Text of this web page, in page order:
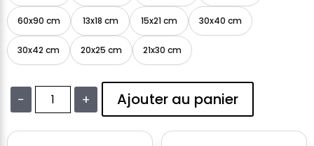
60x90 cm 13x18 cm 15x21 cm 30x40 cm
30x42 cm 20x25 cm 21x30 cm
−
Affiche
+ Ajouter au panier